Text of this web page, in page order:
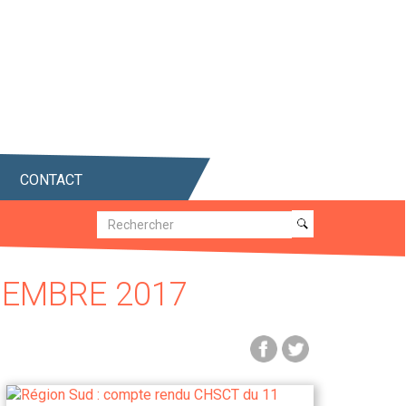
CONTACT
Recherche
Recherche
2017